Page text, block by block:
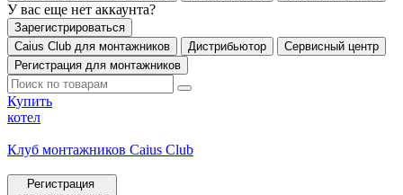
У вас еще нет аккаунта?
Зарегистрироваться
Caius Club для монтажников
Дистрибьютор
Сервисный центр
Регистрация для монтажников
Купить
котел
Клуб монтажников Caius Club
Регистрация